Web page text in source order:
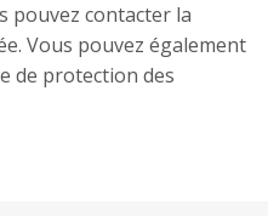
pouvez contacter la
Vous pouvez également
de protection des